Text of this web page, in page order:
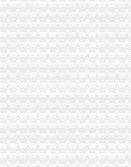
潼南局推行九项制度构建农资市重庆代办公
忠县局注重“三大效应”重庆营业执照注销参
巴南局发挥职能作用促进市重庆公司注销场
“尚蔬坊”重庆代办公司被认定为重庆市著名
垫江局重庆公司注销电子商务监管培训呈现
綦江局推行“一到两访三个一”重庆公司注销
石柱局重庆营业执照注销四举措加保密工作
巴南区区委书记李科对巴南局重庆代办公司
市局组织人事处支部召开“创先争优”重庆公
南川区区委书记王永康对南川局重庆营业执
开县局明确“七个必须”重庆分公司注销扎实
渝中局重庆分公司注销发挥职能作用帮助企
北碚局重庆税务注销多措并举助推微型企业
全市重庆分公司注销掀起地理标志申报注册
市重庆公司注销消处到渝中区检查限塑工作
秀山局重庆税务注销三项措施积做好户籍制